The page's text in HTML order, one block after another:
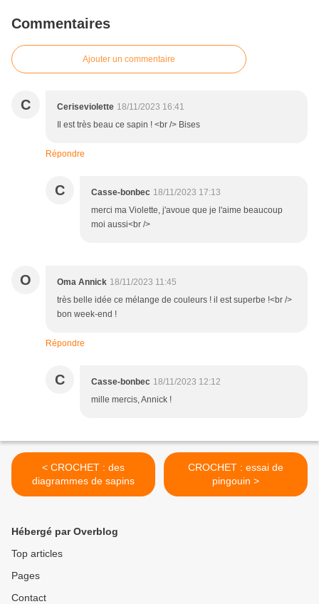
Commentaires
Ajouter un commentaire
C Ceriseviolette 18/11/2023 16:41
Il est très beau ce sapin ! <br /> Bises
Répondre
C Casse-bonbec 18/11/2023 17:13
merci ma Violette, j'avoue que je l'aime beaucoup
moi aussi<br />
O Oma Annick 18/11/2023 11:45
très belle idée ce mélange de couleurs ! il est superbe !<br />
bon week-end !
Répondre
C Casse-bonbec 18/11/2023 12:12
mille mercis, Annick !
< CROCHET : des
diagrammes de sapins
CROCHET : essai de
pingouin >
Hébergé par Overblog
Top articles
Pages
Contact